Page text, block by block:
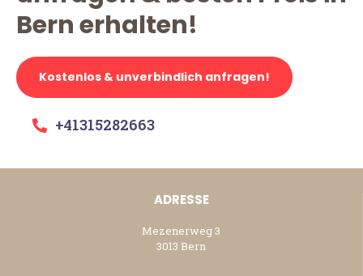
Bern erhalten!
Kostenlos & unverbindlich anfragen!
+41315282663
ADRESSE
Mezenerweg 3
3013 Bern